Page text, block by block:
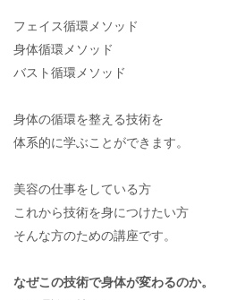
フェイス循環メソッド
身体循環メソッド
バスト循環メソッド
身体の循環を整える技術を
体系的に学ぶことができます。
美容の仕事をしている方
これから技術を身につけたい方
そんな方のための講座です。
なぜこの技術で身体が変わるのか。